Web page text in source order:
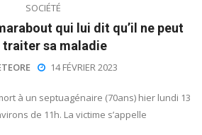
SOCIÉTÉ
qui lui dit qu’il ne peut
traiter sa maladie
14 FÉVRIER 2023
à un septuagénaire (70ans) hier lundi 13
de 11h. La victime s’appelle